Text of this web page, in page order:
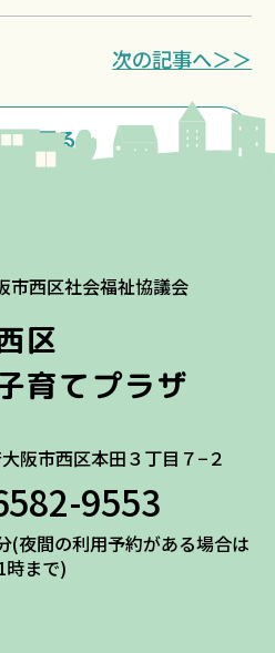
に戻る
次の記事へ＞＞
市西区社会福祉協議会
区
育てプラザ
阪市西区本田３丁目７−２
9553
夜間の利用予約がある場合は
時まで)